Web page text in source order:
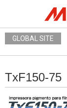
GLOBAL SITE
TxF150-75